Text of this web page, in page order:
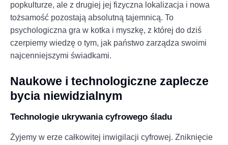
popkulturze, ale z drugiej jej fizyczna lokalizacja i nowa
tożsamość pozostają absolutną tajemnicą. To
psychologiczna gra w kotka i myszkę, z której do dziś
czerpiemy wiedzę o tym, jak państwo zarządza swoimi
najcenniejszymi świadkami.
Naukowe i technologiczne zaplecze
bycia niewidzialnym
Technologie ukrywania cyfrowego śladu
Żyjemy w erze całkowitej inwigilacji cyfrowej. Zniknięcie